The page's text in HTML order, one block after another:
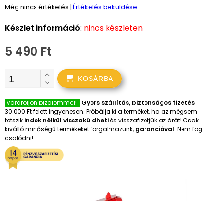
Még nincs értékelés | Értékelés beküldése
Készlet információ: nincs készleten
5 490 Ft
KOSÁRBA
Várároljon bizalommal!
Gyors szállítás, biztonságos fizetés
30.000 Ft felett ingyenesen. Próbálja ki a terméket, ha az mégsem
tetszik indok nélkül visszaküldhetiés visszafizetjük az árát! Csak
kiválló minőségű termékeket forgalmazunk, garanciával. Nem fog
csalódni!